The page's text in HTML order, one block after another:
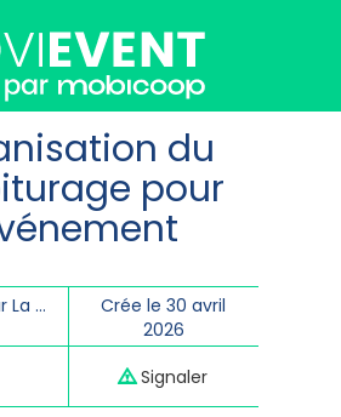
du
pour
Organisé par La Transporterie
Crée le 30 avril
2026
Signaler